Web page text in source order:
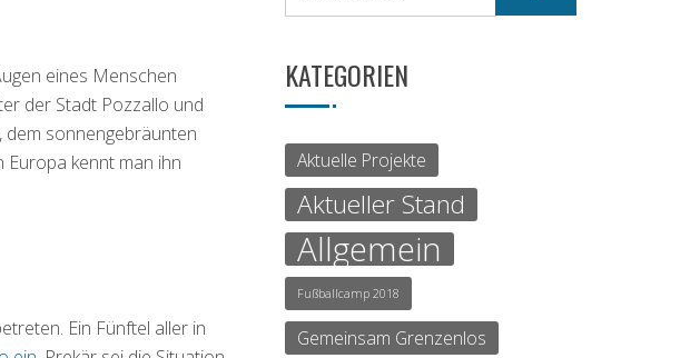
eines Menschen
der Stadt Pozzallo und
sonnengebräunten
kennt man ihn
Ein Fünftel aller in
KATEGORIEN
Aktuelle Projekte
Aktueller Stand
Allgemein
Fußballcamp 2018
Gemeinsam Grenzenlos